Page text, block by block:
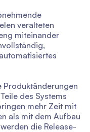
veralteten
miteinander
Produktänderungen
des Systems
mehr Zeit mit
als mit dem Aufbau
die Release-